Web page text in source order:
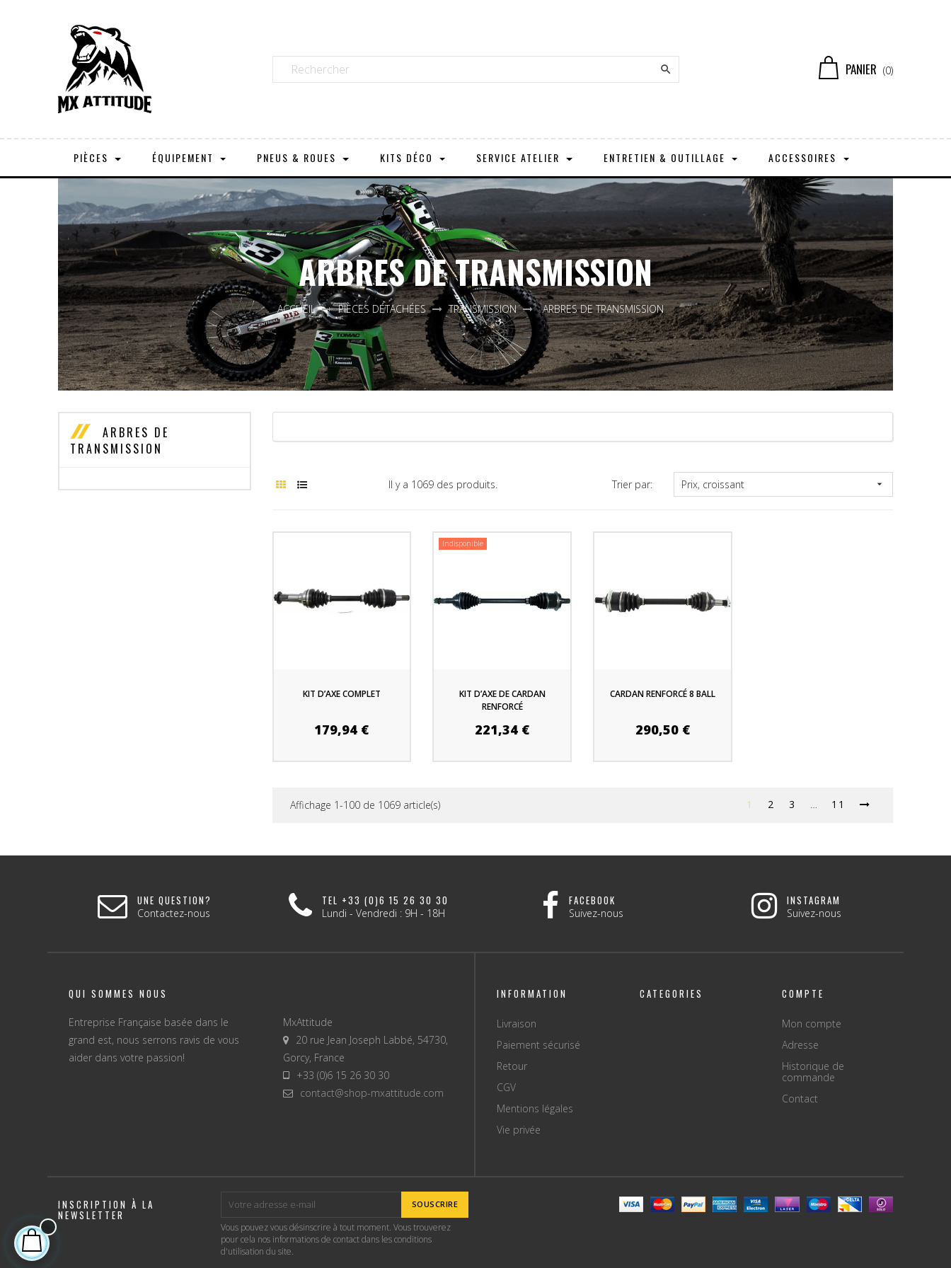
 PANIER (0)
PIÈCES ÉQUIPEMENT PNEUS & ROUES KITS DÉCO SERVICE ATELIER ENTRETIEN & OUTILLAGE ACCESSOIRES
ARBRES DE TRANSMISSION
ACCUEIL PIÈCES DÉTACHÉES TRANSMISSION ARBRES DE TRANSMISSION
ARBRES DE
TRANSMISSION
Il y a 1069 des produits. Trier par: Prix, croissant 
KIT D’AXE COMPLET
179,94 €
Indisponible
KIT D’AXE DE CARDAN
RENFORCÉ
221,34 €
CARDAN RENFORCÉ 8 BALL
290,50 €
Affichage 1-100 de 1069 article(s) 1 2 3 … 11
UNE QUESTION?
Contactez-nous
TEL +33 (0)6 15 26 30 30
Lundi - Vendredi : 9H - 18H
FACEBOOK
Suivez-nous
INSTAGRAM
Suivez-nous
QUI SOMMES NOUS
Entreprise Française basée dans le
grand est, nous serrons ravis de vous
aider dans votre passion!
MxAttitude
20 rue Jean Joseph Labbé, 54730,
Gorcy, France
+33 (0)6 15 26 30 30
contact@shop-mxattitude.com
INFORMATION
Livraison
Paiement sécurisé
Retour
CGV
Mentions légales
Vie privée
CATEGORIES COMPTE
Mon compte
Adresse
Historique de
commande
Contact
INSCRIPTION À LA
NEWSLETTER
SOUSCRIRE
Vous pouvez vous désinscrire à tout moment. Vous trouverez
pour cela nos informations de contact dans les conditions
d'utilisation du site.